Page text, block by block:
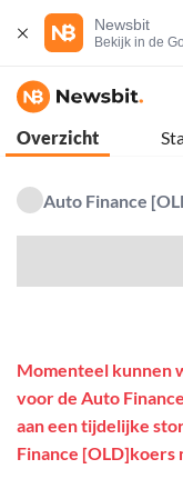
Newsbit
Bekijk in de
Overzicht
Auto Finance
Momenteel kunnen
voor de Auto
aan een tijdelijke
Finance [OLD]koers